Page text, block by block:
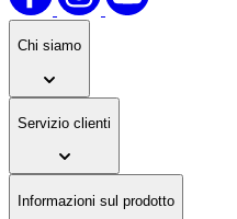
Chi siamo
Servizio clienti
Informazioni sul prodotto